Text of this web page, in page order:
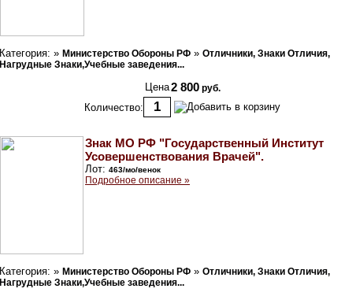
Категория: » Министерство Обороны РФ » Отличники, Знаки Отличия,
Нагрудные Знаки,Учебные заведения...
Цена2 800 руб.
Количество:
Знак МО РФ "Государственный Институт
Усовершенствования Врачей".
Лот: 463/мо/венок
Подробное описание »
Категория: » Министерство Обороны РФ » Отличники, Знаки Отличия,
Нагрудные Знаки,Учебные заведения...